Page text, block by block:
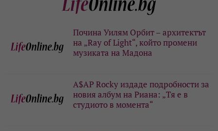
Почина Уилям Орбит – архитектът
на „Ray of Light“, който промени
музиката на Мадона
A$AP Rocky издаде подробности за
новия албум на Риана: „Тя е в
студиото в момента“